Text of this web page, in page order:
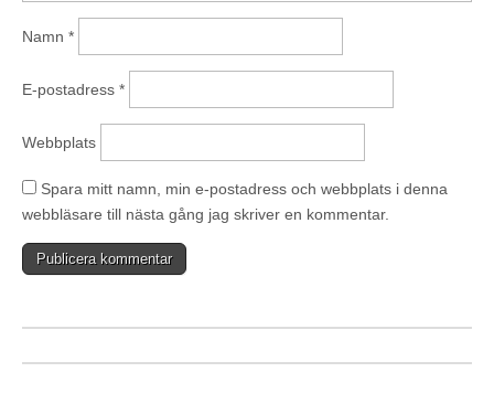
Namn *
E-postadress *
Webbplats
Spara mitt namn, min e-postadress och webbplats i denna
webbläsare till nästa gång jag skriver en kommentar.